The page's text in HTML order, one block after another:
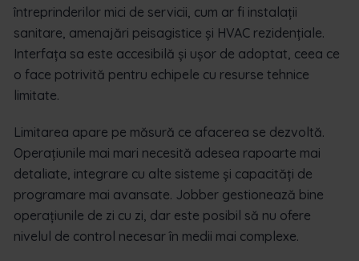
întreprinderilor mici de servicii, cum ar fi instalații
sanitare, amenajări peisagistice și HVAC rezidențiale.
Interfața sa este accesibilă și ușor de adoptat, ceea ce
o face potrivită pentru echipele cu resurse tehnice
limitate.
Limitarea apare pe măsură ce afacerea se dezvoltă.
Operațiunile mai mari necesită adesea rapoarte mai
detaliate, integrare cu alte sisteme și capacități de
programare mai avansate. Jobber gestionează bine
operațiunile de zi cu zi, dar este posibil să nu ofere
nivelul de control necesar în medii mai complexe.